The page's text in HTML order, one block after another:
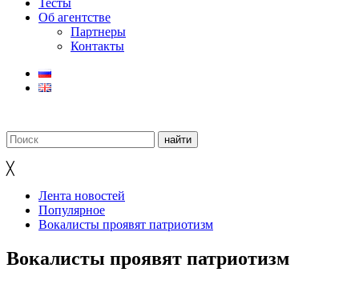
Тесты
Об агентстве
Партнеры
Контакты
╳
Лента новостей
Популярное
Вокалисты проявят патриотизм
Вокалисты проявят патриотизм